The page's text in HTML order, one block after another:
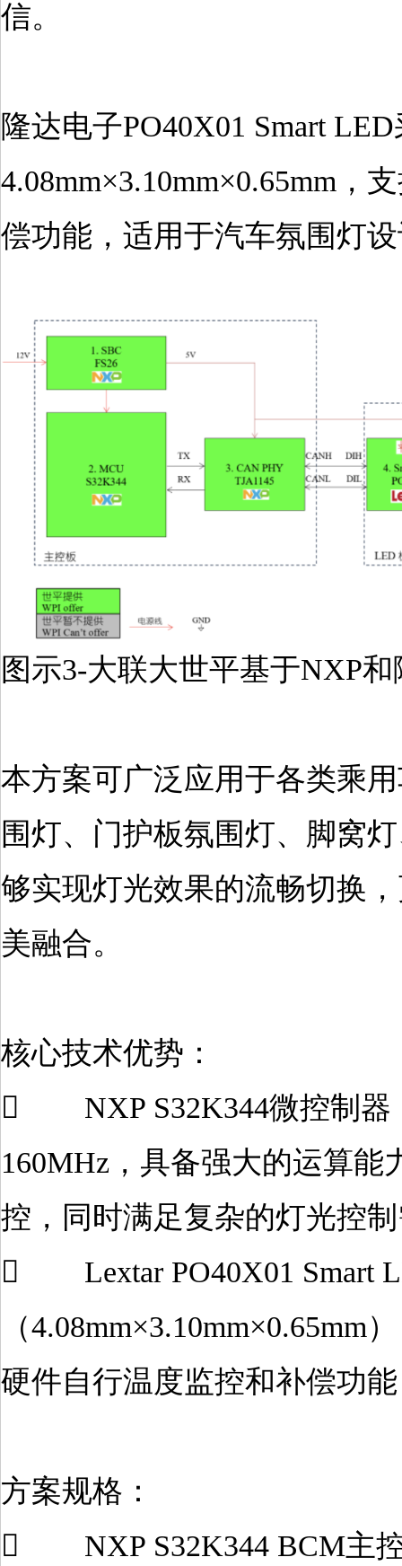
信。
隆达电子PO40X01 Smart
4.08mm×3.10mm×0.65mm，
偿功能，适用于汽车氛围灯
图示3-大联大世平基于NXP
本方案可广泛应用于各类乘
围灯、门护板氛围灯、脚窝
够实现灯光效果的流畅切换
美融合。
核心技术优势：
 NXP S32K344微控制器
160MHz，具备强大的运算
控，同时满足复杂的灯光控
 Lextar PO40X01 Smart
（
硬件自行温度监控和补偿功
方案规格：
 NXP S32K344 BCM主